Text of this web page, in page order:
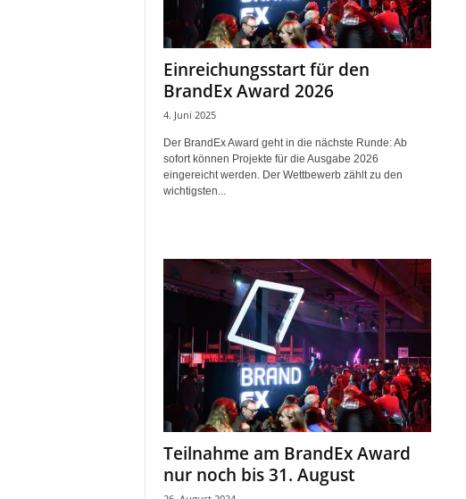
Einreichungsstart für den
BrandEx Award 2026
4. Juni 2025
Der BrandEx Award geht in die nächste Runde: Ab
sofort können Projekte für die Ausgabe 2026
eingereicht werden. Der Wettbewerb zählt zu den
wichtigsten...
Teilnahme am BrandEx Award
nur noch bis 31. August